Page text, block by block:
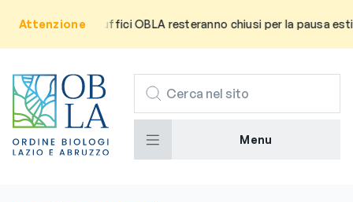
Attenzione
che gli uffici OBLA resteranno chiusi per la pausa estiva
CERCA
Menu